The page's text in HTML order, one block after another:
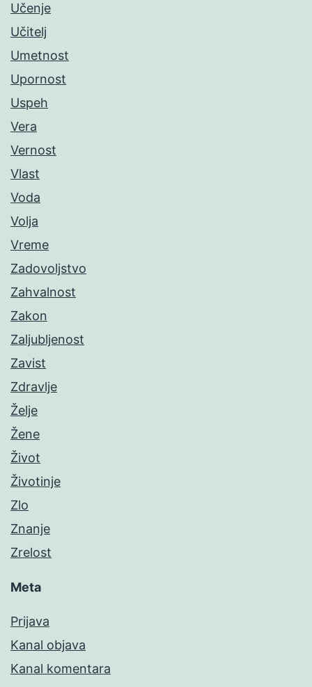
Učenje
Učitelj
Umetnost
Upornost
Uspeh
Vera
Vernost
Vlast
Voda
Volja
Vreme
Zadovoljstvo
Zahvalnost
Zakon
Zaljubljenost
Zavist
Zdravlje
Želje
Žene
Život
Životinje
Zlo
Znanje
Zrelost
Meta
Prijava
Kanal objava
Kanal komentara